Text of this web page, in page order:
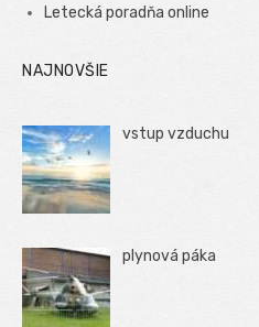
Letecká poradňa online
NAJNOVŠIE
vstup vzduchu
plynová páka